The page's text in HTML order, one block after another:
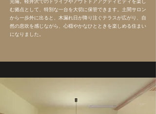
む拠点として、特別な一台を大切に保管できます。土間サロン
から一歩外に出ると、木漏れ日が降り注ぐテラスが広がり、自
然の息吹を感じながら、心穏やかなひとときを楽しめる住まい
になりました。